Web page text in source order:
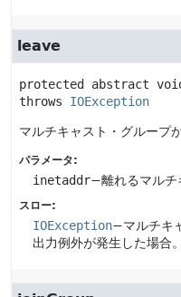
leave
protected abstract
throws IOException
マルチキャスト・グループ
パラメータ:
inetaddr−離れるマルチ
スロー:
IOException−マルチキ
出力例外が発生した場合。